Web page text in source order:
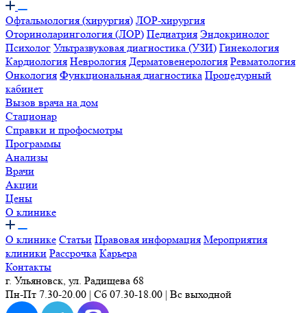
Офтальмология (хирургия) ЛОР-хирургия
Оториноларингология (ЛОР) Педиатрия Эндокринолог
Психолог Ультразвуковая диагностика (УЗИ) Гинекология
Кардиология Неврология Дерматовенерология Ревматология
Онкология Функциональная диагностика Процедурный
кабинет
Вызов врача на дом
Стационар
Справки и профосмотры
Программы
Анализы
Врачи
Акции
Цены
О клинике
О клинике Статьи Правовая информация Мероприятия
клиники Рассрочка Карьера
Контакты
г. Ульяновск, ул. Радищева 68
Пн-Пт 7.30-20.00 | Сб 07.30-18.00 | Вс выходной